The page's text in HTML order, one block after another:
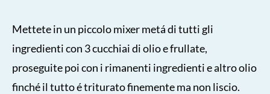
Mettete in un piccolo mixer metá di tutti gli
ingredienti con 3 cucchiai di olio e frullate,
proseguite poi con i rimanenti ingredienti e altro olio
finché il tutto é triturato finemente ma non liscio.